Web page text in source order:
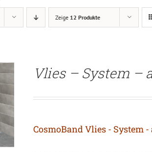
Zeige 12 Produkte
Vlies – System –
CosmoBand Vlies - System